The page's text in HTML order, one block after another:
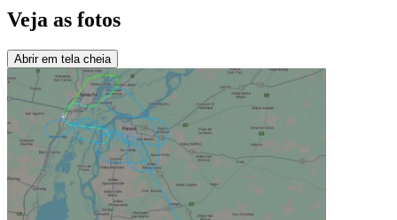
Veja as fotos
Abrir em tela cheia